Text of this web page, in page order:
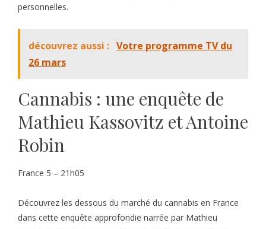
personnelles.
découvrez aussi : Votre programme TV du
26 mars
Cannabis : une enquête de
Mathieu Kassovitz et Antoine
Robin
France 5 – 21h05
Découvrez les dessous du marché du cannabis en France
dans cette enquête approfondie narrée par Mathieu